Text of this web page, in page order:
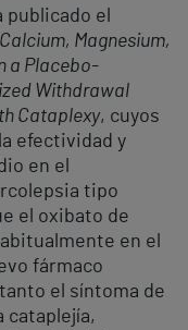
publicado el
Magnesium,
a Placebo-
Withdrawal
Cataplexy, cuyos
efectividad y
en el
tipo
el oxibato de
en el
fármaco
el síntoma de
cataplejía,